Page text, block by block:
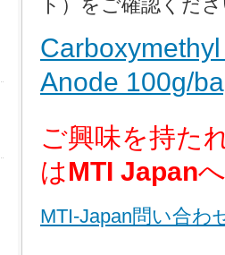
ト）をご確認くだ
Anode 100g/
ご興味を持た
はMTI Japan
MTI-Japan問い合わ